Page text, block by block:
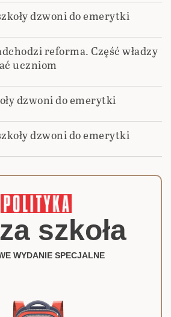
dzwoni do emerytki
reforma. Część władzy
uczniom
dzwoni do emerytki
dzwoni do emerytki
szkoła
WYDANIE SPECJALNE